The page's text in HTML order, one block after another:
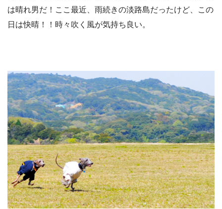
は晴れ男だ！ここ最近、雨続きの淡路島だったけど、この
日は快晴！！時々吹く風が気持ち良い。